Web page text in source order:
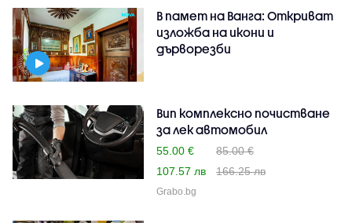
В памет на Ванга: Откриват
изложба на икони и
дърворезби
Вип комплексно почистване
за лек автомобил
55.00 €
85.00 €
107.57 лв
166.25 лв
Grabo.bg